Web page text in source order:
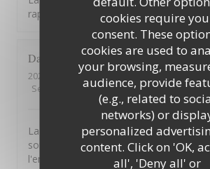
cookies require
consent. These
cookies are used to
your browsing,
audience, provide
(e.g., related to
networks) or
personalized
content. Click on 'OK,
all', 'Deny all' or
rapport qualité prix !
David
2026-08-01
- 12:45 - Guests 7
Service
Ambiance:5 /5 Food:5 /5
La vue de la terrasse est à couper le
sont excellents. Le service est à la
l'ensemble.